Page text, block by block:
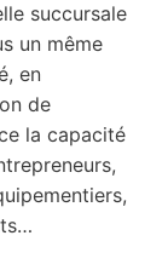
succursale
un même
en
de
la capacité